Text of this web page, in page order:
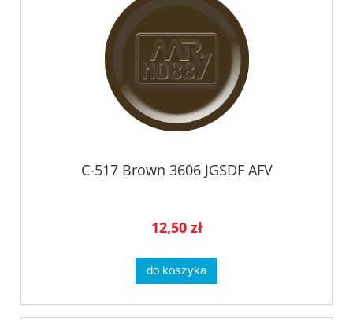
C-517 Brown 3606 JGSDF AFV
12,50 zł
do koszyka